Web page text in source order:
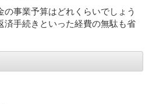
の事業予算はどれくらいでしょう
済手続きといった経費の無駄も省